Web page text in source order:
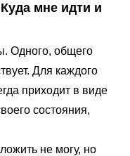
мне идти и
Одного, общего
Для каждого
приходит в виде
состояния,
не могу, но